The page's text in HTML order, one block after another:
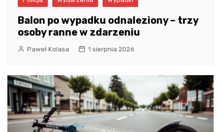
Balon po wypadku odnaleziony – trzy
osoby ranne w zdarzeniu
Paweł Kolasa 1 sierpnia 2026